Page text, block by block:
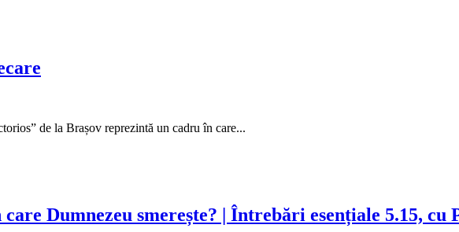
de la Brașov reprezintă un cadru în care...
Dumnezeu smerește? | Întrebări esențiale 5.15,